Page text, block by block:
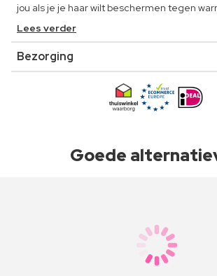
jou als je je haar wilt beschermen tegen
Lees verder
Bezorging
Goede